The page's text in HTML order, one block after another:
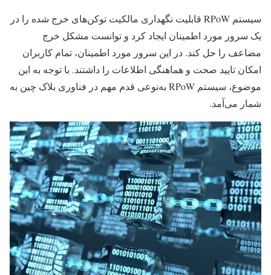
سیستم RPoW قابلیت نگهداری مالکیت توکن‌های خرج شده را در
یک سرور مورد اطمینان ایجاد کرد و توانست مشکل خرج
مضاعف را حل کند. در این سرور مورد اطمینان، تمام کاربران
امکان تایید صحت و هماهنگی اطلاعات را داشتند. با توجه به این
موضوع، سیستم RPoW به‌نوعی قدم مهم در فناوری بلاک چین به
شمار می‌آمد.